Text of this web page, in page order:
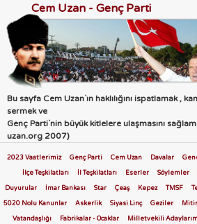
Cem Uzan - Genç Parti
Bu sayfa Cem Uzan`ın haklılığını ispatlamak ,
sermek ve
Genç Parti`nin büyük kitlelere ulaşmasını
uzan.org 2007)
2023 Vaatlerimiz Genç Parti Cem Uzan Davalar
İlçe Teşkilatları
İl Teşkilatları Eserler Söylemler
Duyurular
İmar Bankası Star Çeaş Kepez TMSF
5020 Nolu Kanunlar
Askerlik Siyasi Linç Geziler
Vatandaşlığı
Fabrikalar - Ocaklar Milletvekili